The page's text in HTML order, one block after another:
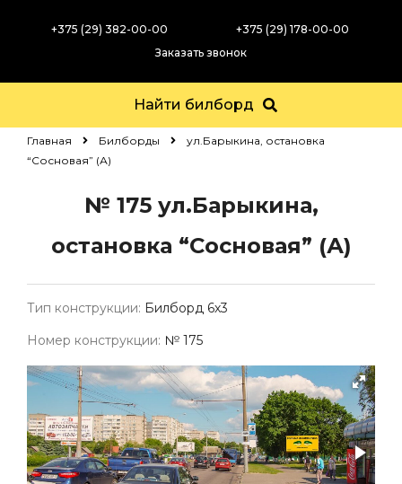
+375 (29) 382-00-00
+375 (29) 178-00-00
Заказать звонок
Найти билборд
Главная Билборды
ул.Барыкина, остановка
“Сосновая” (А)
№ 175ул.Барыкина,
остановка “Сосновая” (А)
Тип конструкции: Билборд 6х3
Номер конструкции: № 175